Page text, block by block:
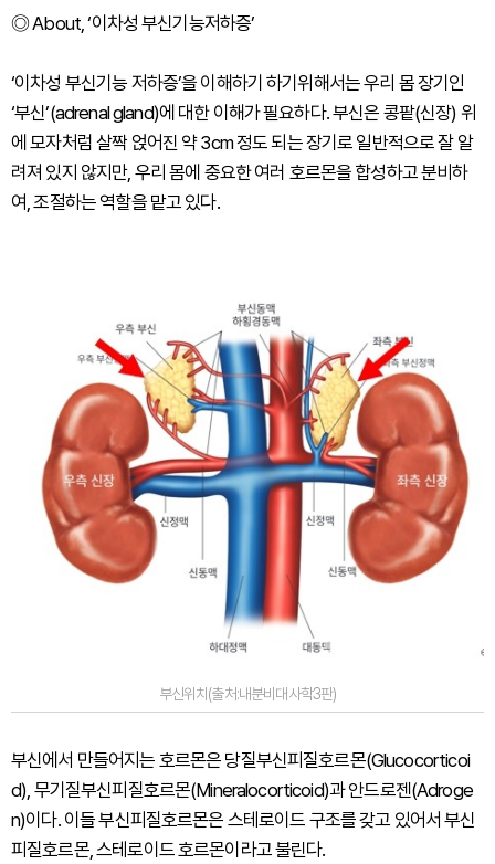
◎ About, ‘이차성 부신기능저하증’
‘이차성 부신기능 저하증’을 이해하기 하기위해서는 우리 몸 장기인
‘부신’(adrenal gland)에 대한 이해가 필요하다. 부신은 콩팥(신장) 위
에 모자처럼 살짝 얹어진 약 3cm 정도 되는 장기로 일반적으로 잘 알
려져 있지 않지만, 우리 몸에 중요한 여러 호르몬을 합성하고 분비하
여, 조절하는 역할을 맡고 있다.
부신위치(출처:내분비대사학3판)
부신에서 만들어지는 호르몬은 당질부신피질호르몬(Glucocorticoi
d), 무기질부신피질호르몬(Mineralocorticoid)과 안드로젠(Adroge
n)이다. 이들 부신피질호르몬은 스테로이드 구조를 갖고 있어서 부신
피질호르몬, 스테로이드 호르몬이라고 불린다.